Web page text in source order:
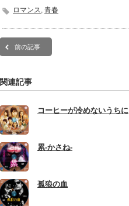
ロマンス, 青春
前の記事
関連記事
コーヒーが冷めないうちに
累-かさね-
孤狼の血